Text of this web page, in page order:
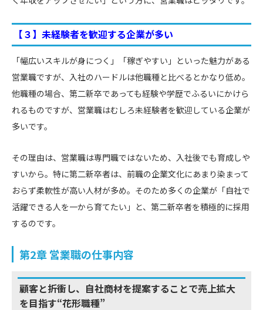
【３】未経験者を歓迎する企業が多い
「幅広いスキルが身につく」「稼ぎやすい」といった魅力がある
営業職ですが、入社のハードルは他職種と比べるとかなり低め。
他職種の場合、第二新卒であっても経験や学歴でふるいにかけら
れるものですが、営業職はむしろ未経験者を歓迎している企業が
多いです。
その理由は、営業職は専門職ではないため、入社後でも育成しや
すいから。特に第二新卒者は、前職の企業文化にあまり染まって
おらず柔軟性が高い人材が多め。そのため多くの企業が「自社で
活躍できる人を一から育てたい」と、第二新卒者を積極的に採用
するのです。
第2章 営業職の仕事内容
顧客と折衝し、自社商材を提案することで売上拡大
を目指す“花形職種”